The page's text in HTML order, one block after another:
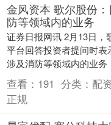
金风资本 歌尔股份
防等领域内的业务
证券日报网讯 2月13日，
平台回答投资者提问时表
涉及消防等领域内的业务
注各个不同场景下的业务
查看： 191 分类： 配
正规